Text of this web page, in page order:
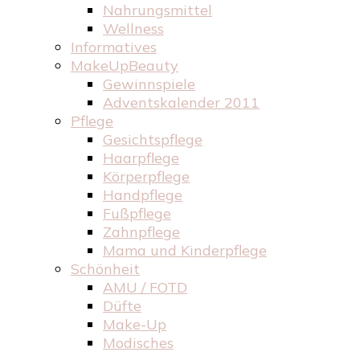
Nahrungsmittel
Wellness
Informatives
MakeUpBeauty
Gewinnspiele
Adventskalender 2011
Pflege
Gesichtspflege
Haarpflege
Körperpflege
Handpflege
Fußpflege
Zahnpflege
Mama und Kinderpflege
Schönheit
AMU / FOTD
Düfte
Make-Up
Modisches